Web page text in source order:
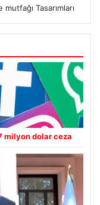
Tasarımları
milyon dolar ceza